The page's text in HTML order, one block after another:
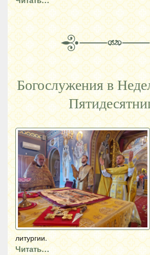
Богослужения в
литургии.
Читать…